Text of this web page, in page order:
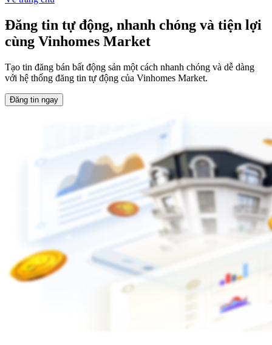
Đăng tin tự động, nhanh chóng và tiện lợi
cùng Vinhomes Market
Tạo tin đăng bán bất động sản một cách nhanh chóng và dễ dàng
với hệ thống đăng tin tự động của Vinhomes Market.
Đăng tin ngay